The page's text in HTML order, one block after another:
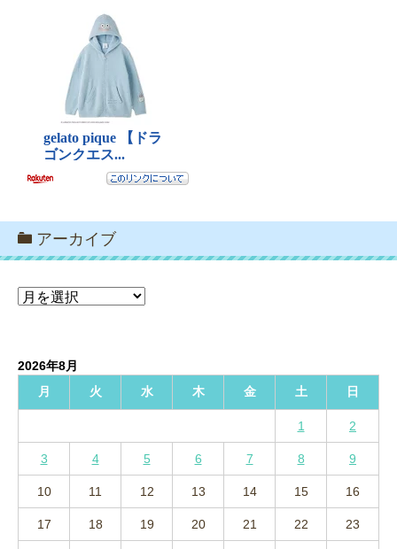
アーカイブ
ア
ブ
2026年8月
月
火 水 木 金 土 日
1 2
3 4 5 6 7 8 9
10 11 12 13 14 15 16
17 18 19 20 21 22 23